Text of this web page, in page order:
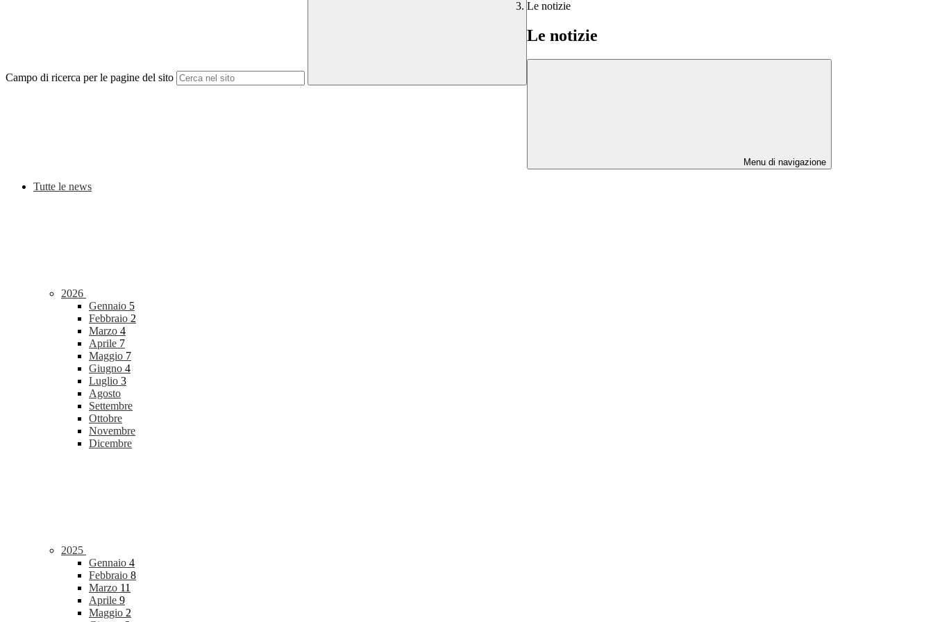
Campo di ricerca per le pagine del sito
Le notizie
Le notizie
Menu di navigazione
Tutte le news
2026
Gennaio 5
Febbraio 2
Marzo 4
Aprile 7
Maggio 7
Giugno 4
Luglio 3
Agosto
Settembre
Ottobre
Novembre
Dicembre
2025
Gennaio 4
Febbraio 8
Marzo 11
Aprile 9
Maggio 2